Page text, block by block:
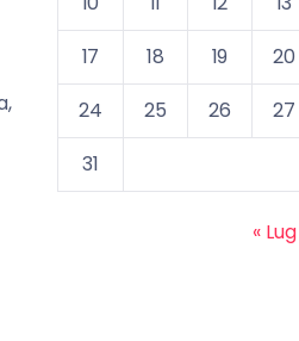
17
18 19 20
24
25 26 27
31
« Lug